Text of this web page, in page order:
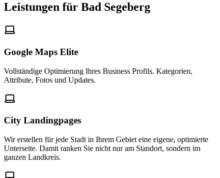
Leistungen für Bad Segeberg
Google Maps Elite
Vollständige Optimierung Ihres Business Profils. Kategorien,
Attribute, Fotos und Updates.
City Landingpages
Wir erstellen für jede Stadt in Ihrem Gebiet eine eigene, optimierte
Unterseite. Damit ranken Sie nicht nur am Standort, sondern im
ganzen Landkreis.